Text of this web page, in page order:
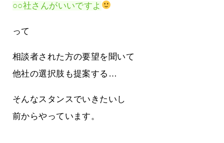
○○社さんがいいですよ
って
相談者された方の要望を聞いて
他社の選択肢も提案する…
そんなスタンスでいきたいし
前からやっています。